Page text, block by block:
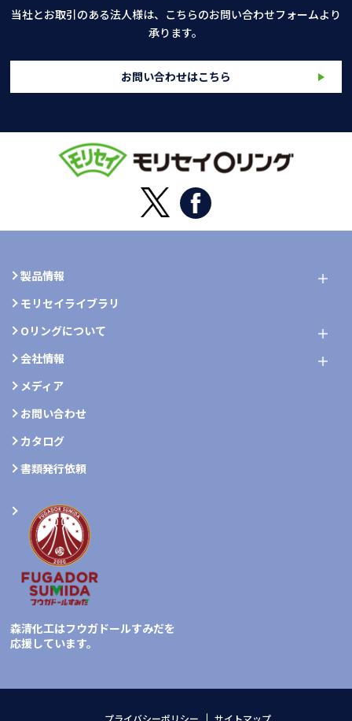
当社とお取引のある法人様は、こちらのお問い合わせフォームより
承ります。
お問い合わせはこちら
製品情報
モリセイライブラリ
Oリングについて
会社情報
メディア
お問い合わせ
カタログ
書類発行依頼
森清化工はフウガドールすみだを
応援しています。
プライバシーポリシー サイトマップ